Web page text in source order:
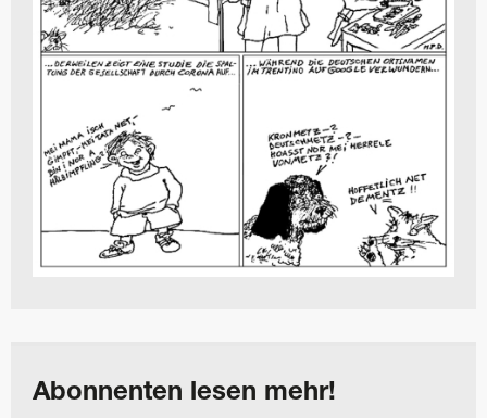
Abonnenten lesen mehr!